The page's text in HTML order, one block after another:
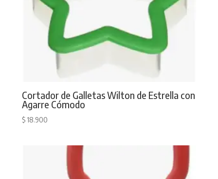
Cortador de Galletas Wilton de Estrella con
Agarre Cómodo
$18.900